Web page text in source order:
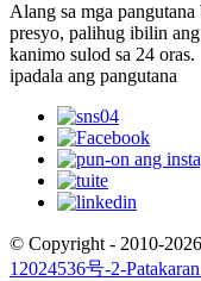
Alang sa mga
presyo, palihug ibilin
kanimo sulod sa 24 oras.
ipadala ang pangutana
© Copyright - 2010-
12024536号-2-